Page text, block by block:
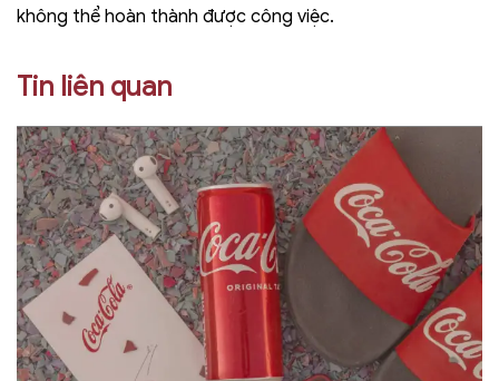
không thể hoàn thành được công việc.
Tin liên quan